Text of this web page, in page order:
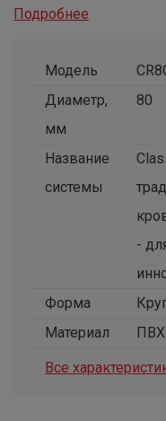
Подробнее
Модель
Диаметр,
мм
80
Название
системы
-
Форма
Материал
ПВХ
Все